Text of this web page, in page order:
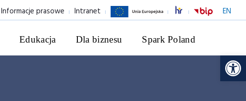
EN
Informacje prasowe Intranet
Edukacja Dla biznesu Spark Poland